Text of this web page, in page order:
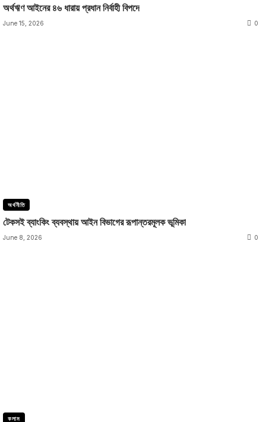
অর্থঋণ আইনের ৪৬ ধারায় প্রধান নির্বাহী বিপদে
June 15, 2026 0
অর্থনীতি
টেকসই ব্যাংকিং ব্যবস্থায় আইন বিভাগের রূপান্তরমূলক ভূমিকা
June 8, 2026 0
কলাম